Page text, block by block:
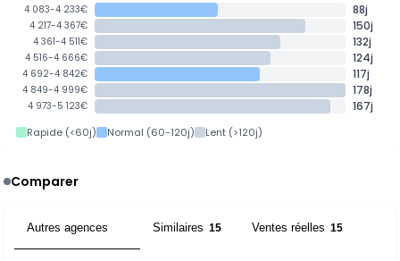
4 083-4 233€ 88j
4 217-4 367€ 150j
4 361-4 511€ 132j
4 516-4 666€ 124j
4 692-4 842€ 117j
4 849-4 999€ 178j
4 973-5 123€ 167j
Rapide (<60j) Normal (60-120j) Lent (>120j)
Comparer
Autres agences Similaires 15 Ventes réelles 15